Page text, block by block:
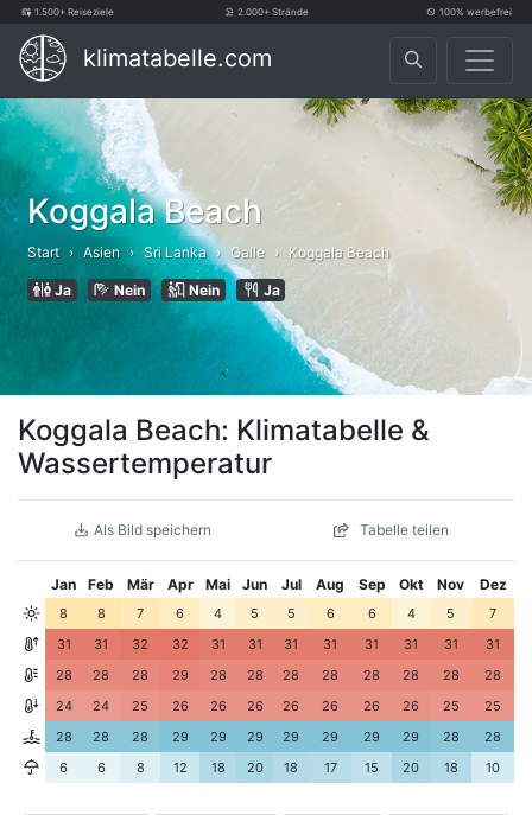
1.500+ Reiseziele 2.000+ Strände 100% werbefrei
klimatabelle.com
Koggala Beach
Start Asien Sri Lanka Galle Koggala Beach
Ja Nein Nein Ja
Koggala Beach: Klimatabelle &
Wassertemperatur
Als Bild speichern Tabelle teilen
Jan Feb Mär Apr Mai Jun Jul Aug Sep Okt Nov Dez
8 8 7 6 4 5 5 6 6 4 5
7
31
31 32 32 31 31 31 31 31 31 31
31
28
28 28 29 28 28 28 28 28 28 28
28
24
24 25 26 26 26 26 26 26 26 25
25
28
28 28 29 29 29 29 29 29 29 28
28
6
6 8 12 18 20 18 17 15 20 18 10